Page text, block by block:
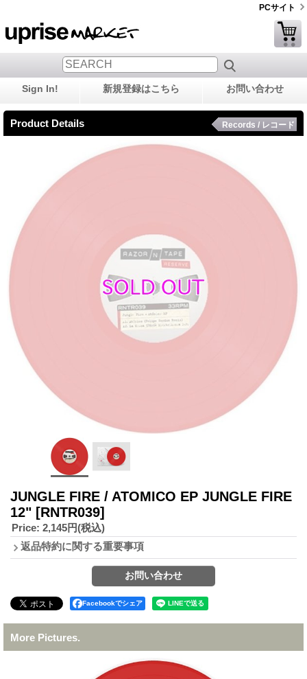
PCサイト
Sign In! 新規登録はこちら お問い合わせ
Product Details Records / レコード
JUNGLE FIRE / ATOMICO EP JUNGLE FIRE
12" [RNTR039]
Price: 2,145円(税込)
返品特約に関する重要事項
Facebookでシェア
More Pictures.